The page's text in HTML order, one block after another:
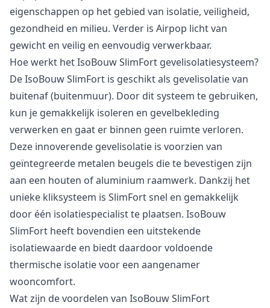
eigenschappen op het gebied van isolatie, veiligheid,
gezondheid en milieu. Verder is Airpop licht van
gewicht en veilig en eenvoudig verwerkbaar.
Hoe werkt het IsoBouw SlimFort gevelisolatiesysteem?
De IsoBouw SlimFort is geschikt als gevelisolatie van
buitenaf (buitenmuur). Door dit systeem te gebruiken,
kun je gemakkelijk isoleren en gevelbekleding
verwerken en gaat er binnen geen ruimte verloren.
Deze innoverende gevelisolatie is voorzien van
geïntegreerde metalen beugels die te bevestigen zijn
aan een houten of aluminium raamwerk. Dankzij het
unieke kliksysteem is SlimFort snel en gemakkelijk
door één isolatiespecialist te plaatsen. IsoBouw
SlimFort heeft bovendien een uitstekende
isolatiewaarde en biedt daardoor voldoende
thermische isolatie voor een aangenamer
wooncomfort.
Wat zijn de voordelen van IsoBouw SlimFort